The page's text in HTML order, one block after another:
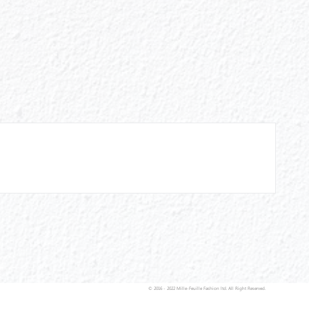
© 2016 - 2022 Mille-Feuille Fashion ltd. All Right Reserved.